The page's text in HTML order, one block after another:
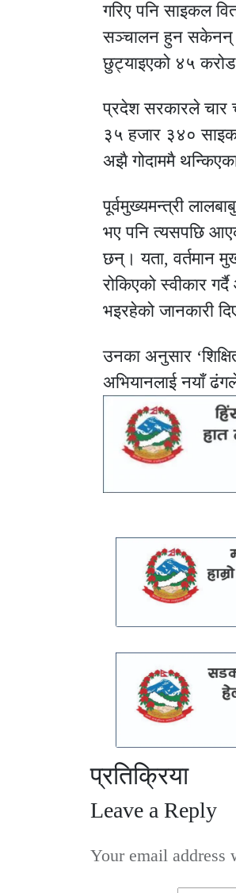
गरिए पनि साइकल
सञ्चालन हुन
छुट्याइएको ४५
प्रदेश सरकारले चार
३५ हजार ३४०
अझै गोदाममै
पूर्वमुख्यमन्त्री
भए पनि त्यसपछि
छन्। यता, वर्तमान
रोकिएको स्वीकार
भइरहेको जानकारी
उनका अनुसार
अभियानलाई नयाँ
प्रतिक्रिया
Leave a Reply
Your email address